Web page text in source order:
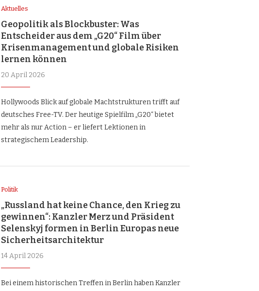
Aktuelles
Geopolitik als Blockbuster: Was
Entscheider aus dem „G20“ Film über
Krisenmanagement und globale Risiken
lernen können
20 April 2026
Hollywoods Blick auf globale Machtstrukturen trifft auf
deutsches Free-TV. Der heutige Spielfilm „G20“ bietet
mehr als nur Action – er liefert Lektionen in
strategischem Leadership.
Politik
„Russland hat keine Chance, den Krieg zu
gewinnen“: Kanzler Merz und Präsident
Selenskyj formen in Berlin Europas neue
Sicherheitsarchitektur
14 April 2026
Bei einem historischen Treffen in Berlin haben Kanzler